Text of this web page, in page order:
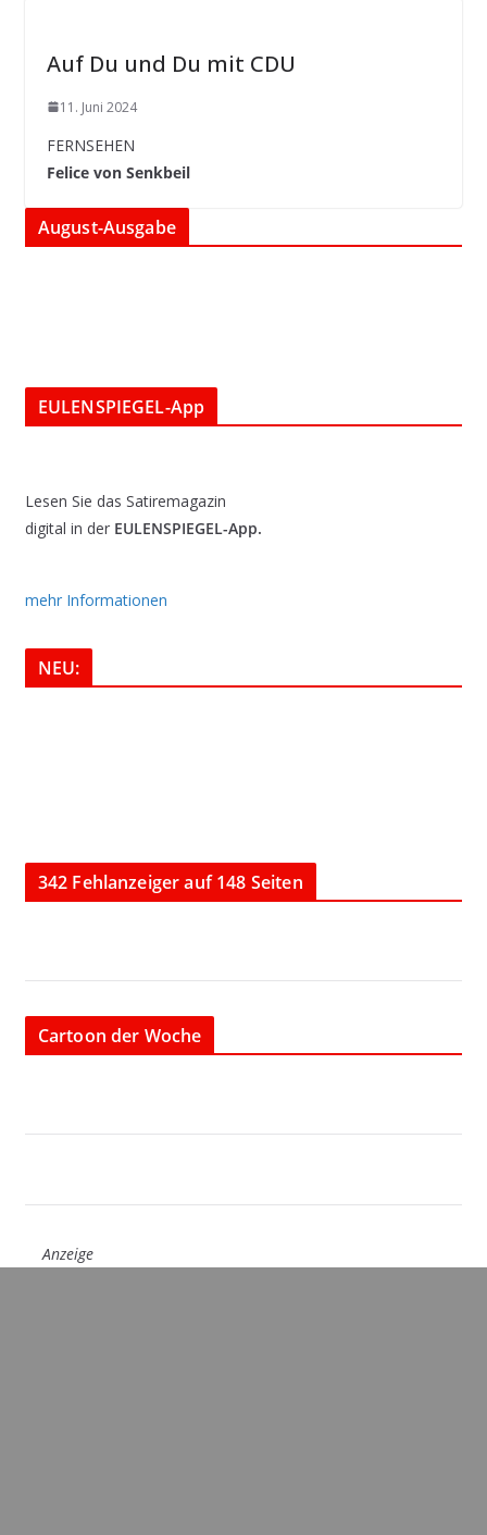
Auf Du und Du mit CDU
11. Juni 2024
FERNSEHEN
Felice von Senkbeil
August-Ausgabe
EULENSPIEGEL-App
Lesen Sie das Satiremagazin
digital in der EULENSPIEGEL-App.
mehr Informationen
NEU:
342 Fehlanzeiger auf 148 Seiten
Cartoon der Woche
Anzeige